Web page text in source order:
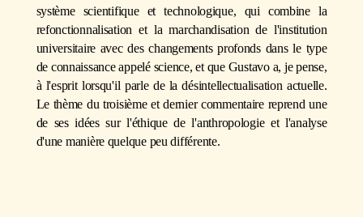
système scientifique et technologique, qui combine la
refonctionnalisation et la marchandisation de l'institution
universitaire avec des changements profonds dans le type
de connaissance appelé science, et que Gustavo a, je pense,
à l'esprit lorsqu'il parle de la désintellectualisation actuelle.
Le thème du troisième et dernier commentaire reprend une
de ses idées sur l'éthique de l'anthropologie et l'analyse
d'une manière quelque peu différente.